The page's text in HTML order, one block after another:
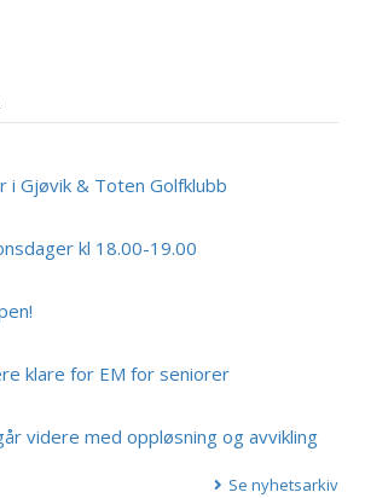
i Gjøvik & Toten Golfklubb
kl 18.00-19.00
klare for EM for seniorer
videre med oppløsning og avvikling
Se nyhetsarkiv